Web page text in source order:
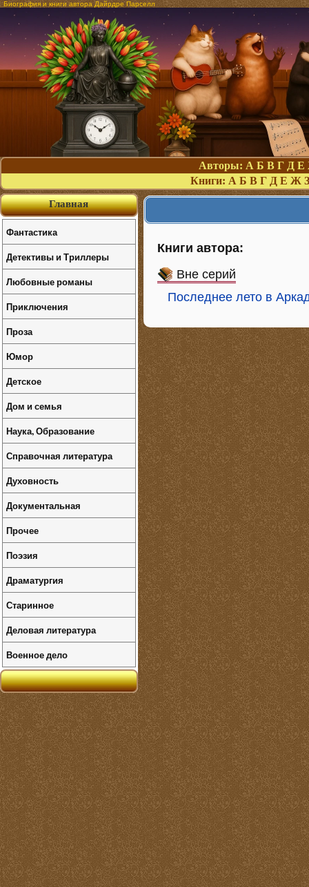
Биография и книги автора Дайрдре Парселл
Авторы: А Б В Г Д Е
Книги: А Б В Г Д Е Ж З
Книги автора:
Вне серий
Последнее лето в
Главная
Фантастика
Детективы и Триллеры
Любовные романы
Приключения
Проза
Юмор
Детское
Дом и семья
Наука, Образование
Справочная литература
Духовность
Документальная
Прочее
Поэзия
Драматургия
Старинное
Деловая литература
Военное дело